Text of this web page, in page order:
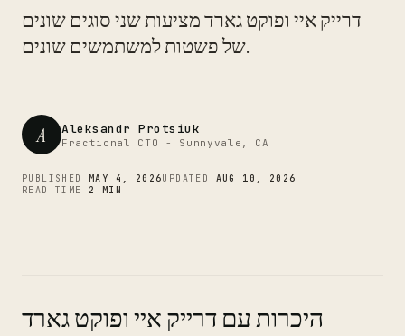
דרייק איי ופוקט גארד מציעות שני סוגים שונים
של פשטות למשתמשים שונים.
A Aleksandr Protsiuk
Fractional CTO - Sunnyvale, CA
PUBLISHED MAY 4, 2026UPDATED AUG 10, 2026
READ TIME 2 MIN
היכרות עם דרייק איי ופוקט גארד